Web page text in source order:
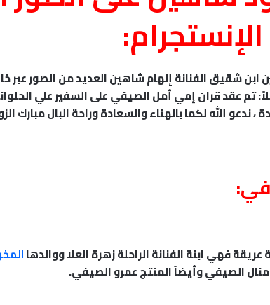
شقيق الفنانة إلهام شاهين العديد من الصور عبر
تم عقد قران إمي أمل الصيفي على السفير علي
، ندعو الله لكما بالهناء والسعادة وراحة البال مبارك
فهي ابنة الفنانة الراحلة زهرة العلا ووالدها
الصيفي وأيضاً المنتج عمرو الصيفي.